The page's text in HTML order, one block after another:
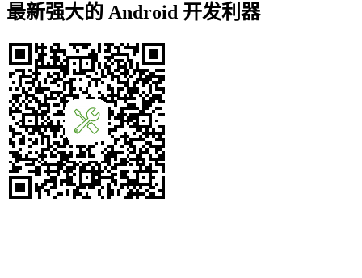
最新强大的 Android 开发利器